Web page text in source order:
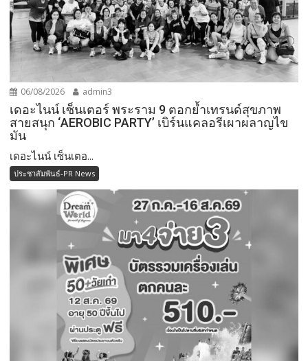
06/08/2026 admin3
เดอะไนน์ เซ็นเตอร์ พระราม 9 ตอกย้ำเทรนด์สุขภาพ
สายสนุก ‘AEROBIC PARTY’ เบิร์นแคลอรีเผาผลาญไข
มัน
เดอะไนน์ เซ็นเตอ...
ประชาสัมพันธ์-PR News